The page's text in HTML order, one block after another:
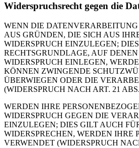
Widerspruchsrecht gegen die
WENN DIE
AUS GRÜNDEN, DIE SICH AUS
WIDERSPRUCH EINZULEGEN;
RECHTSGRUNDLAGE, AUF
WIDERSPRUCH EINLEGEN,
KÖNNEN ZWINGENDE
ÜBERWIEGEN ODER DIE
(WIDERSPRUCH NACH ART. 21
WERDEN IHRE
WIDERSPRUCH GEGEN DIE
EINZULEGEN; DIES GILT AUCH
WIDERSPRECHEN, WERDEN
VERWENDET (WIDERSPRUCH